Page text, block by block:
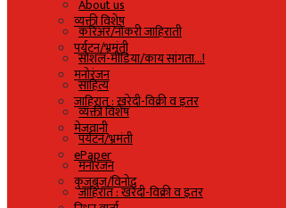
व्यक्ती विशेष
पर्यटन/भ्रमंती
मनोरंजन
जाहिरात : खरेदी-विक्री व इतर
मेजवानी
ePaper
कुजबुज/विनोद
About us
करिअर/नोकरी जाहिराती
सोशल-मीडिया/काय सांगता…!
साहित्य
व्यक्ती विशेष
पर्यटन/भ्रमंती
मनोरंजन
जाहिरात : खरेदी-विक्री व इतर